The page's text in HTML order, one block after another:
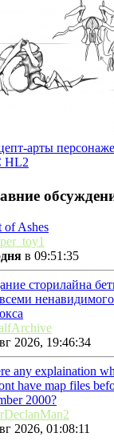
арты
HL2
of Ashes
в 09:51:35
сторилайна
ненавидимого
2026, 19:46:34
any explaination
have map files
2000?
2026, 01:08:11